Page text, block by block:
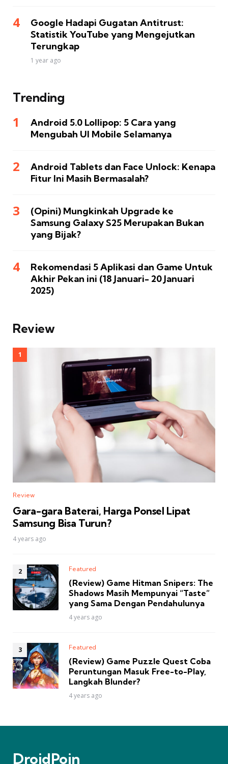
Google Hadapi Gugatan Antitrust:
Statistik YouTube yang Mengejutkan
Terungkap
1 year ago
Trending
Android 5.0 Lollipop: 5 Cara yang
Mengubah UI Mobile Selamanya
Android Tablets dan Face Unlock: Kenapa
Fitur Ini Masih Bermasalah?
(Opini) Mungkinkah Upgrade ke
Samsung Galaxy S25 Merupakan Bukan
yang Bijak?
Rekomendasi 5 Aplikasi dan Game Untuk
Akhir Pekan ini (18 Januari- 20 Januari
2025)
Review
Review
Gara-gara Baterai, Harga Ponsel Lipat
Samsung Bisa Turun?
4 years ago
Featured
(Review) Game Hitman Snipers: The
Shadows Masih Mempunyai “Taste”
yang Sama Dengan Pendahulunya
4 years ago
Featured
(Review) Game Puzzle Quest Coba
Peruntungan Masuk Free-to-Play,
Langkah Blunder?
4 years ago
DroidPoin